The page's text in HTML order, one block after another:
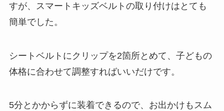
すが、スマートキッズベルトの取り付けはとても
簡単でした。
シートベルトにクリップを2箇所とめて、子どもの
体格に合わせて調整すればいいだけです。
5分とかからずに装着できるので、お出かけもスム